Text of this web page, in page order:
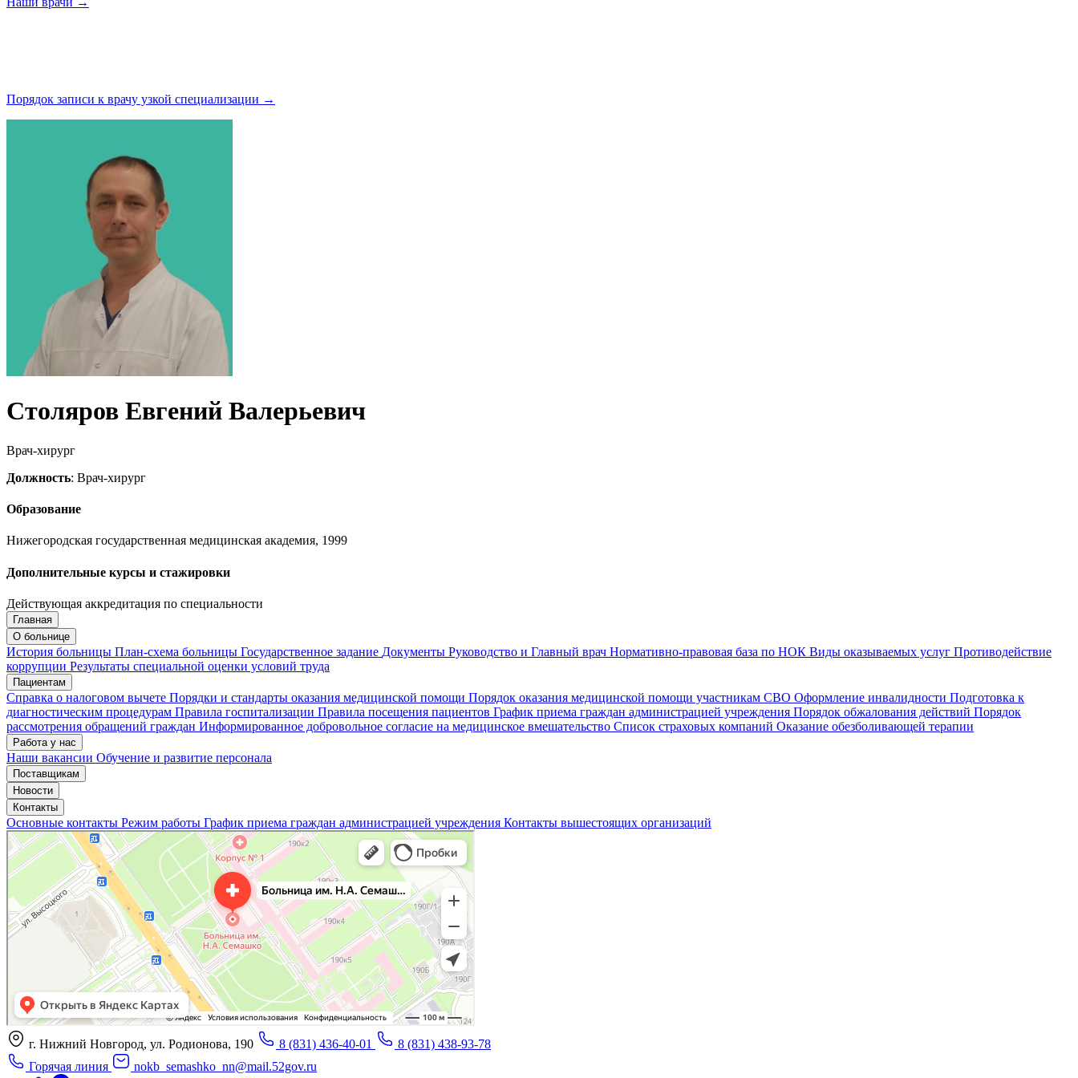
Порядок записи к врачу узкой специализации →
Столяров Евгений Валерьевич
Врач-хирург
Должность: Врач-хирург
Образование
Нижегородская государственная медицинская академия, 1999
Дополнительные курсы и стажировки
Действующая аккредитация по специальности
Запись на приём
Подтвердить запись Отмена
Запись подтверждена
Мои записи
Главная
О больнице
История больницы План-схема больницы Государственное задание Документы Руководство и Главный врач Нормативно-правовая база по НОК Виды оказываемых услуг Противодействие
коррупции Результаты специальной оценки условий труда
Пациентам
Справка о налоговом вычете Порядки и стандарты оказания медицинской помощи Порядок оказания медицинской помощи участникам СВО Оформление инвалидности Подготовка к
диагностическим процедурам Правила госпитализации Правила посещения пациентов График приема граждан администрацией учреждения Порядок обжалования действий Порядок
рассмотрения обращений граждан Информированное добровольное согласие на медицинское вмешательство Список страховых компаний Оказание обезболивающей терапии
Работа у нас
Наши вакансии Обучение и развитие персонала
Поставщикам
Новости
Контакты
Основные контакты Режим работы График приема граждан администрацией учреждения Контакты вышестоящих организаций
«Нижегородская областная клиническая больница имени Н.А. Семашко»
Отделение больницы, госпиталя в Нижнем Новгороде
Больница для взрослых в Нижнем Новгороде
г. Нижний Новгород, ул. Родионова, 190 8 (831) 436-40-01
8 (831) 438-93-78
Горячая линия
nokb_semashko_nn@mail.52gov.ru